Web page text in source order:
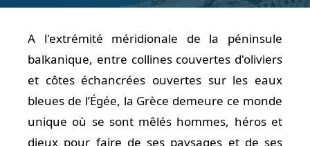
A l'extrémité méridionale de la péninsule
balkanique, entre collines couvertes d'oliviers
et côtes échancrées ouvertes sur les eaux
bleues de l’Égée, la Grèce demeure ce monde
unique où se sont mêlés hommes, héros et
dieux pour faire de ses paysages et de ses